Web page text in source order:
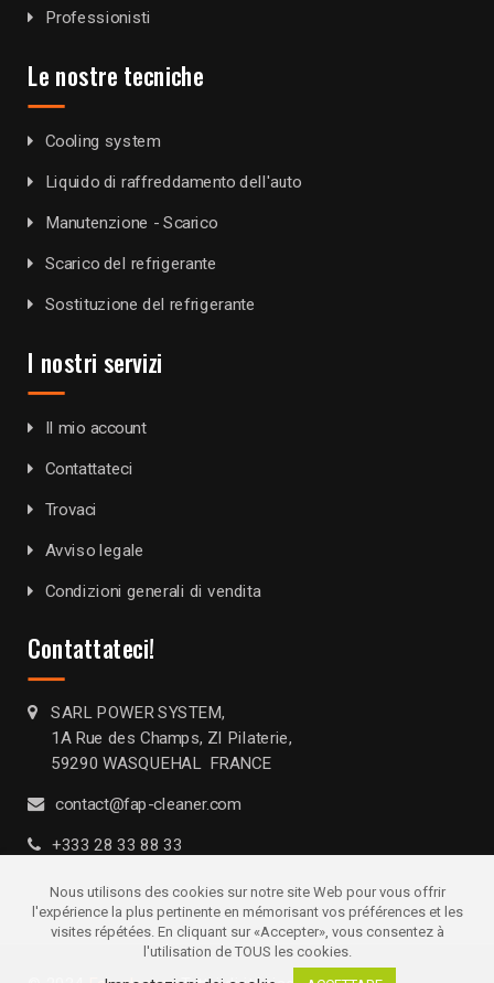
Professionisti
Le nostre tecniche
Cooling system
Liquido di raffreddamento dell'auto
Manutenzione - Scarico
Scarico del refrigerante
Sostituzione del refrigerante
I nostri servizi
Il mio account
Contattateci
Trovaci
Avviso legale
Condizioni generali di vendita
Contattateci!
SARL POWER SYSTEM,
1A Rue des Champs, ZI Pilaterie,
59290 WASQUEHAL FRANCE
contact@fap-cleaner.com
+333 28 33 88 33
Nous utilisons des cookies sur notre site Web pour vous offrir
l'expérience la plus pertinente en mémorisant vos préférences et les
visites répétées. En cliquant sur «Accepter», vous consentez à
l'utilisation de TOUS les cookies.